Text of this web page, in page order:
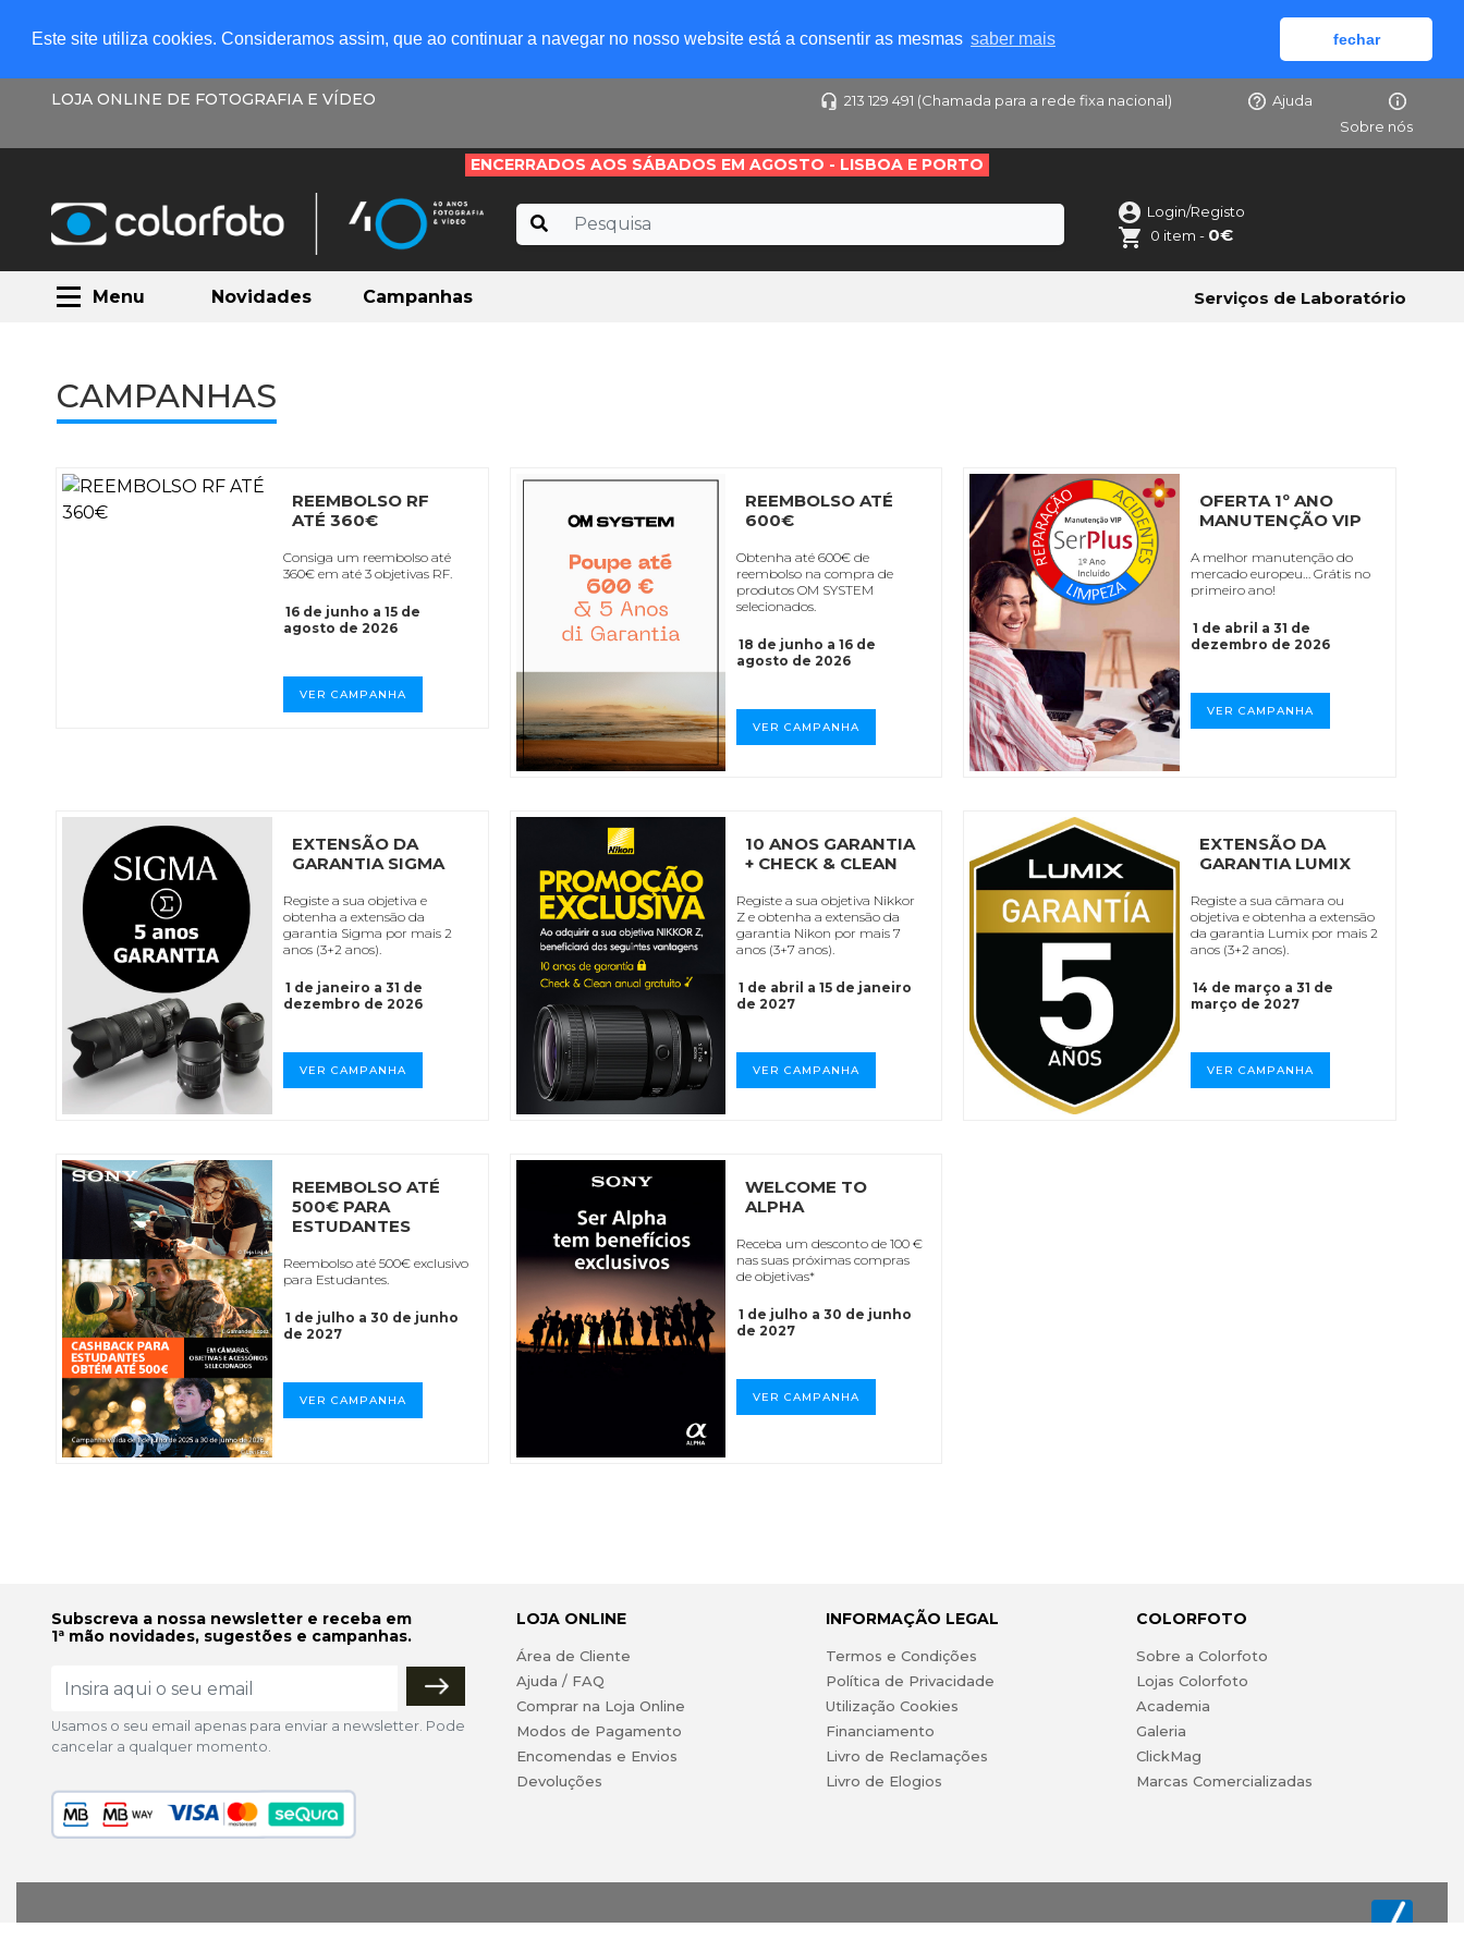
Este site utiliza cookies. Consideramos assim, que ao continuar a navegar no nosso website está a consentir as mesmas saber mais fechar
LOJA ONLINE DE FOTOGRAFIA E VÍDEO 213 129 491 (Chamada para a rede fixa nacional)
Ajuda
Sobre nós
ENCERRADOS AOS SÁBADOS EM AGOSTO - LISBOA E PORTO
Login/Registo
0 item - 0€
Menu Novidades Campanhas Serviços de Laboratório
CAMPANHAS
REEMBOLSO RF
ATÉ 360€
Consiga um reembolso até
360€ em até 3 objetivas RF.
16 de junho a 15 de
agosto de 2026
VER CAMPANHA
REEMBOLSO ATÉ
600€
Obtenha até 600€ de
reembolso na compra de
produtos OM SYSTEM
selecionados.
18 de junho a 16 de
agosto de 2026
VER CAMPANHA
OFERTA 1º ANO
MANUTENÇÃO VIP
A melhor manutenção do
mercado europeu… Grátis no
primeiro ano!
1 de abril a 31 de
dezembro de 2026
VER CAMPANHA
EXTENSÃO DA
GARANTIA SIGMA
Registe a sua objetiva e
obtenha a extensão da
garantia Sigma por mais 2
anos (3+2 anos).
1 de janeiro a 31 de
dezembro de 2026
VER CAMPANHA
10 ANOS GARANTIA
+ CHECK & CLEAN
Registe a sua objetiva Nikkor
Z e obtenha a extensão da
garantia Nikon por mais 7
anos (3+7 anos).
1 de abril a 15 de janeiro
de 2027
VER CAMPANHA
EXTENSÃO DA
GARANTIA LUMIX
Registe a sua câmara ou
objetiva e obtenha a extensão
da garantia Lumix por mais 2
anos (3+2 anos).
14 de março a 31 de
março de 2027
VER CAMPANHA
REEMBOLSO ATÉ
500€ PARA
ESTUDANTES
Reembolso até 500€ exclusivo
para Estudantes.
1 de julho a 30 de junho
de 2027
VER CAMPANHA
WELCOME TO
ALPHA
Receba um desconto de 100 €
nas suas próximas compras
de objetivas*
1 de julho a 30 de junho
de 2027
VER CAMPANHA
Subscreva a nossa newsletter e receba em
1ª mão novidades, sugestões e campanhas.
Usamos o seu email apenas para enviar a newsletter. Pode
cancelar a qualquer momento.
LOJA ONLINE
Área de Cliente
Ajuda / FAQ
Comprar na Loja Online
Modos de Pagamento
Encomendas e Envios
Devoluções
INFORMAÇÃO LEGAL
Termos e Condições
Política de Privacidade
Utilização Cookies
Financiamento
Livro de Reclamações
Livro de Elogios
COLORFOTO
Sobre a Colorfoto
Lojas Colorfoto
Academia
Galeria
ClickMag
Marcas Comercializadas